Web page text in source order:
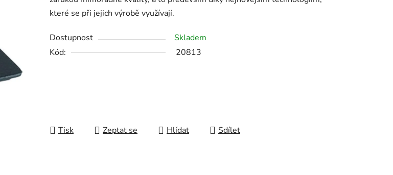
5
které se při jejich výrobě využívají.
Dostupnost
Skladem
Kód:
20813
Tisk Zeptat se Hlídat Sdílet